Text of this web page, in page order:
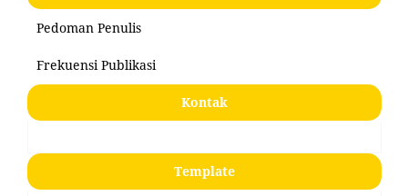
Pedoman Penulis
Frekuensi Publikasi
Kontak
Template